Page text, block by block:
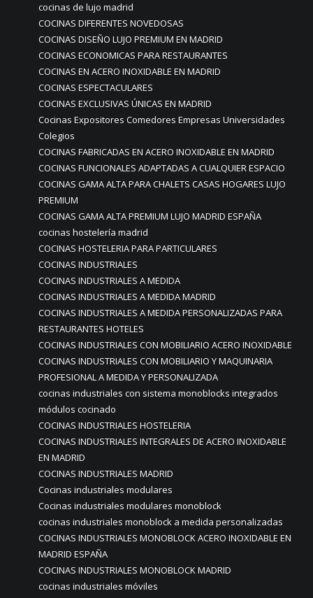
cocinas de lujo madrid
COCINAS DIFERENTES NOVEDOSAS
COCINAS DISEÑO LUJO PREMIUM EN MADRID
COCINAS ECONOMICAS PARA RESTAURANTES
COCINAS EN ACERO INOXIDABLE EN MADRID
COCINAS ESPECTACULARES
COCINAS EXCLUSIVAS ÚNICAS EN MADRID
Cocinas Expositores Comedores Empresas Universidades
Colegios
COCINAS FABRICADAS EN ACERO INOXIDABLE EN MADRID
COCINAS FUNCIONALES ADAPTADAS A CUALQUIER ESPACIO
COCINAS GAMA ALTA PARA CHALETS CASAS HOGARES LUJO
PREMIUM
COCINAS GAMA ALTA PREMIUM LUJO MADRID ESPAÑA
cocinas hostelería madrid
COCINAS HOSTELERIA PARA PARTICULARES
COCINAS INDUSTRIALES
COCINAS INDUSTRIALES A MEDIDA
COCINAS INDUSTRIALES A MEDIDA MADRID
COCINAS INDUSTRIALES A MEDIDA PERSONALIZADAS PARA
RESTAURANTES HOTELES
COCINAS INDUSTRIALES CON MOBILIARIO ACERO INOXIDABLE
COCINAS INDUSTRIALES CON MOBILIARIO Y MAQUINARIA
PROFESIONAL A MEDIDA Y PERSONALIZADA
cocinas industriales con sistema monoblocks integrados
módulos cocinado
COCINAS INDUSTRIALES HOSTELERIA
COCINAS INDUSTRIALES INTEGRALES DE ACERO INOXIDABLE
EN MADRID
COCINAS INDUSTRIALES MADRID
Cocinas industriales modulares
Cocinas industriales modulares monoblock
cocinas industriales monoblock a medida personalizadas
COCINAS INDUSTRIALES MONOBLOCK ACERO INOXIDABLE EN
MADRID ESPAÑA
COCINAS INDUSTRIALES MONOBLOCK MADRID
cocinas industriales móviles